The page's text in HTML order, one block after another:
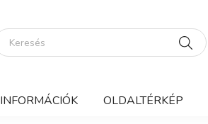
INFORMÁCIÓK OLDALTÉRKÉP